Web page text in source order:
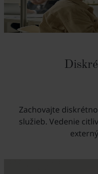
Zachovajte
služieb. Vedenie